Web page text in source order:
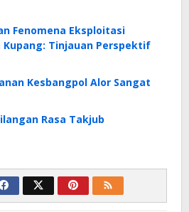
Fenomena Eksploitasi
Kupang: Tinjauan Perspektif
Kesbangpol Alor Sangat
Rasa Takjub